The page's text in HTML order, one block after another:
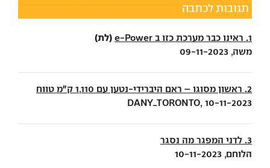
תגובות לכתבה
1. ראינו כבר מערכת כזו ב e-Power (לת)
משה, 09-11-2023
2. ראשון מסוגו – ראם היברידי-נטען עם 1,110 ק"מ טווח
DANY_TORONTO, 10-11-2023
3. לדני המפגר מה נסגר
הלוחם, 10-11-2023